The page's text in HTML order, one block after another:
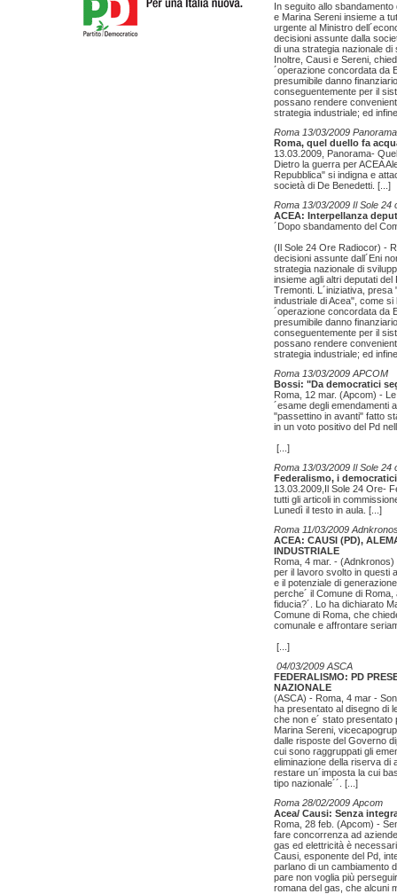
In seguito allo
e Marina Sereni insieme a
urgente al Ministro
decisioni assunte dalla
di una strategia nazionale
Inoltre, Causi e Sereni,
´operazione concordata da
presumibile danno
conseguentemente per il
possano rendere
strategia industriale; ed
Roma 13/03/2009 Panorama
Roma, quel duello fa
13.03.2009, Panorama-
Dietro la guerra per ACEA
Repubblica" si indigna e
società di De Benedetti. [...]
Roma 13/03/2009 Il Sole 24
ACEA: Interpellanza
´Dopo sbandamento del
(Il Sole 24 Ore Radiocor) -
decisioni assunte dall´Eni
strategia nazionale di
insieme agli altri deputati del
Tremonti. L´iniziativa,
industriale di Acea", come
´operazione concordata da
presumibile danno
conseguentemente per il
possano rendere
strategia industriale; ed
Roma 13/03/2009 APCOM
Bossi: "Da democratici
Roma, 12 mar. (Apcom) -
´esame degli emendamenti
"passettino in avanti" fatto
in un voto positivo del Pd
[...]
Roma 13/03/2009 Il Sole 24
Federalismo, i
13.03.2009,Il Sole 24 Ore-
tutti gli articoli in
Lunedì il testo in aula. [...]
Roma 11/03/2009
ACEA: CAUSI (PD),
INDUSTRIALE
Roma, 4 mar. - (Adnkronos)
per il lavoro svolto in questi
e il potenziale di
perche´ il Comune di
fiducia?´. Lo ha dichiarato
Comune di Roma, che
comunale e affrontare
[...]
04/03/2009 ASCA
FEDERALISMO: PD
NAZIONALE
(ASCA) - Roma, 4 mar -
ha presentato al disegno di
che non e´ stato
Marina Sereni,
dalle risposte del Governo
cui sono raggruppati gli
eliminazione della riserva di
restare un´imposta la cui
tipo nazionale´´. [...]
Roma 28/02/2009 Apcom
Acea/ Causi: Senza
Roma, 28 feb. (Apcom) -
fare concorrenza ad
gas ed elettricità è
Causi, esponente del Pd,
parlano di un cambiamento
pare non voglia più
romana del gas, che alcuni